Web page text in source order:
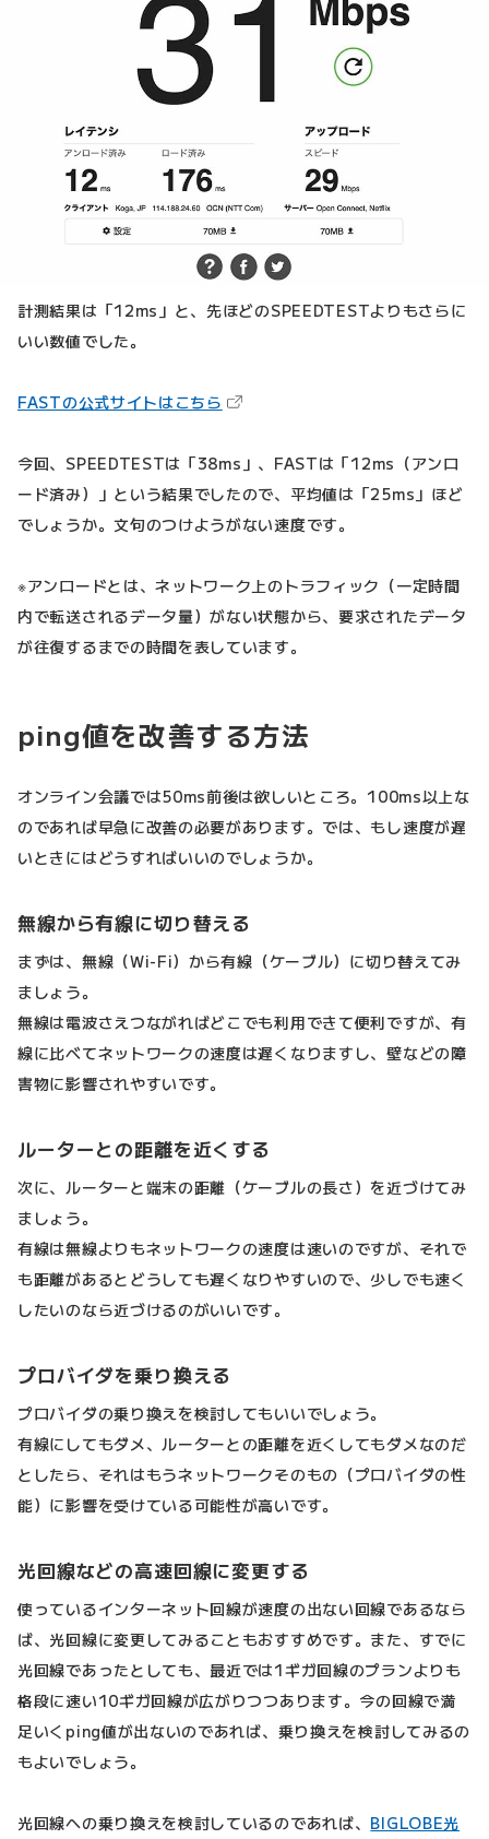
計測結果は「12ms」と、先ほどのSPEEDTESTよりもさらに
いい数値でした。
FASTの公式サイトはこちら （新しいタブで開きます）
今回、SPEEDTESTは「38ms」、FASTは「12ms（アンロ
ード済み）」という結果でしたので、平均値は「25ms」ほど
でしょうか。文句のつけようがない速度です。
※アンロードとは、ネットワーク上のトラフィック（一定時間
内で転送されるデータ量）がない状態から、要求されたデータ
が往復するまでの時間を表しています。
ping値を改善する方法
オンライン会議では50ms前後は欲しいところ。100ms以上な
のであれば早急に改善の必要があります。では、もし速度が遅
いときにはどうすればいいのでしょうか。
無線から有線に切り替える
まずは、無線（Wi-Fi）から有線（ケーブル）に切り替えてみ
ましょう。
無線は電波さえつながればどこでも利用できて便利ですが、有
線に比べてネットワークの速度は遅くなりますし、壁などの障
害物に影響されやすいです。
ルーターとの距離を近くする
次に、ルーターと端末の距離（ケーブルの長さ）を近づけてみ
ましょう。
有線は無線よりもネットワークの速度は速いのですが、それで
も距離があるとどうしても遅くなりやすいので、少しでも速く
したいのなら近づけるのがいいです。
プロバイダを乗り換える
プロバイダの乗り換えを検討してもいいでしょう。
有線にしてもダメ、ルーターとの距離を近くしてもダメなのだ
としたら、それはもうネットワークそのもの（プロバイダの性
能）に影響を受けている可能性が高いです。
光回線などの高速回線に変更する
使っているインターネット回線が速度の出ない回線であるなら
ば、光回線に変更してみることもおすすめです。また、すでに
光回線であったとしても、最近では1ギガ回線のプランよりも
格段に速い10ギガ回線が広がりつつあります。今の回線で満
足いくping値が出ないのであれば、乗り換えを検討してみるの
もよいでしょう。
光回線への乗り換えを検討しているのであれば、 BIGLOBE光